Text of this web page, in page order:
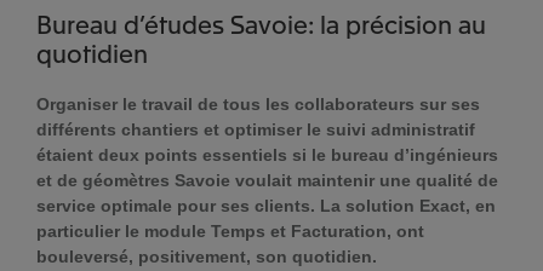
Bureau d’études Savoie: la précision au
quotidien
Organiser le travail de tous les collaborateurs sur ses
différents chantiers et optimiser le suivi administratif
étaient deux points essentiels si le bureau d’ingénieurs
et de géomètres Savoie voulait maintenir une qualité de
service optimale pour ses clients. La solution Exact, en
particulier le module Temps et Facturation, ont
bouleversé, positivement, son quotidien.